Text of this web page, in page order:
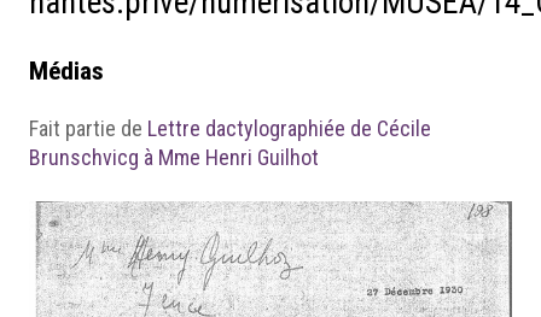
Médias
Fait partie de Lettre dactylographiée de Cécile
Brunschvicg à Mme Henri Guilhot